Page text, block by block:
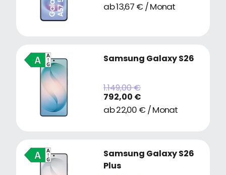
ab 13,67 € / Monat
Samsung Galaxy S26
1.149,00 €
792,00 €
ab 22,00 € / Monat
Samsung Galaxy S26
Plus